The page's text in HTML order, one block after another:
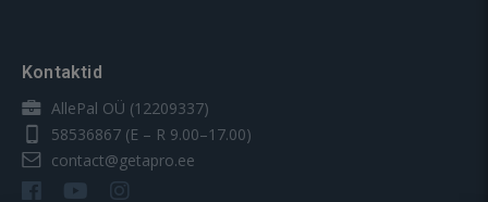
Kontaktid
AllePal OÜ (12209337)
58536867 (E – R 9.00–17.00)
contact@getapro.ee